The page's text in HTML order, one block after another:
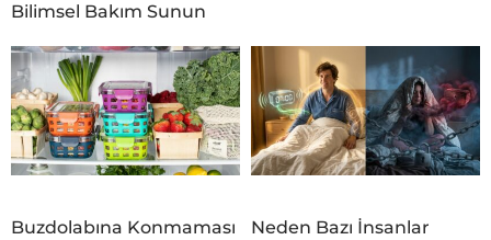
Bilimsel Bakım Sunun
Buzdolabına Konmaması
Neden Bazı İnsanlar